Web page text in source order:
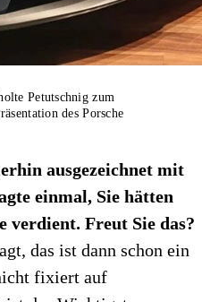
Petutschnig zum
des Porsche
ausgezeichnet mit
einmal, Sie hätten
verdient. Freut Sie das?
das ist dann schon ein
fixiert auf